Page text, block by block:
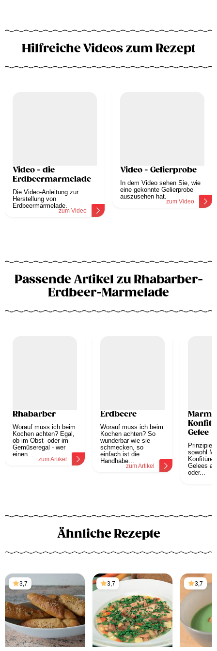
Hilfreiche Videos zum Rezept
Video - die
Erdbeermarmelade
Die Video-Anleitung zur
Herstellung von
Erdbeermarmelade.
zum Video
Video - Gelierprobe
In dem Video sehen Sie, wie
eine gekonnte Gelierprobe
auszusehen hat.
zum Video
Passende Artikel zu Rhabarber-
Erdbeer-Marmelade
Rhabarber
Worauf muss ich beim
Kochen achten? Egal,
ob im Obst- oder im
Gemüseregal - wer
einen...
zum Artikel
Erdbeere
Worauf muss ich beim
Kochen achten? So
wunderbar wie sie
schmecken, so
einfach ist die
Handhabe...
zum Artikel
Gelee
sowohl
Konfitüre
Gelees
oder...
Ähnliche Rezepte
3,7 3,7 3,7